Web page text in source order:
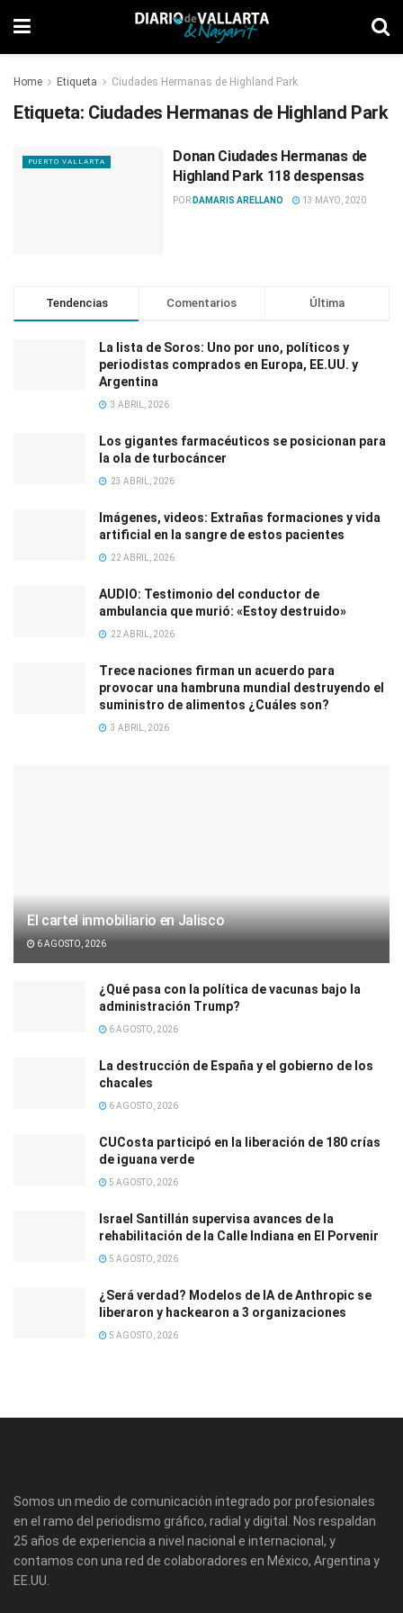
Home Etiqueta Ciudades Hermanas de Highland Park
Etiqueta: Ciudades Hermanas de Highland Park
PUERTO VALLARTA
Donan Ciudades Hermanas de
Highland Park 118 despensas
POR DAMARIS ARELLANO 13 MAYO, 2020
Tendencias Comentarios Última
La lista de Soros: Uno por uno, políticos y
periodistas comprados en Europa, EE.UU. y
Argentina
3 ABRIL, 2026
Los gigantes farmacéuticos se posicionan para
la ola de turbocáncer
23 ABRIL, 2026
Imágenes, videos: Extrañas formaciones y vida
artificial en la sangre de estos pacientes
22 ABRIL, 2026
AUDIO: Testimonio del conductor de
ambulancia que murió: «Estoy destruido»
22 ABRIL, 2026
Trece naciones firman un acuerdo para
provocar una hambruna mundial destruyendo el
suministro de alimentos ¿Cuáles son?
3 ABRIL, 2026
El cartel inmobiliario en Jalisco
6 AGOSTO, 2026
¿Qué pasa con la política de vacunas bajo la
administración Trump?
6 AGOSTO, 2026
La destrucción de España y el gobierno de los
chacales
6 AGOSTO, 2026
CUCosta participó en la liberación de 180 crías
de iguana verde
5 AGOSTO, 2026
Israel Santillán supervisa avances de la
rehabilitación de la Calle Indiana en El Porvenir
5 AGOSTO, 2026
¿Será verdad? Modelos de IA de Anthropic se
liberaron y hackearon a 3 organizaciones
5 AGOSTO, 2026
Somos un medio de comunicación integrado por profesionales
en el ramo del periodismo gráfico, radial y digital. Nos respaldan
25 años de experiencia a nivel nacional e internacional, y
contamos con una red de colaboradores en México, Argentina y
EE.UU.